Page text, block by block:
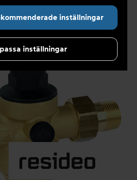
inställningar
inställningar